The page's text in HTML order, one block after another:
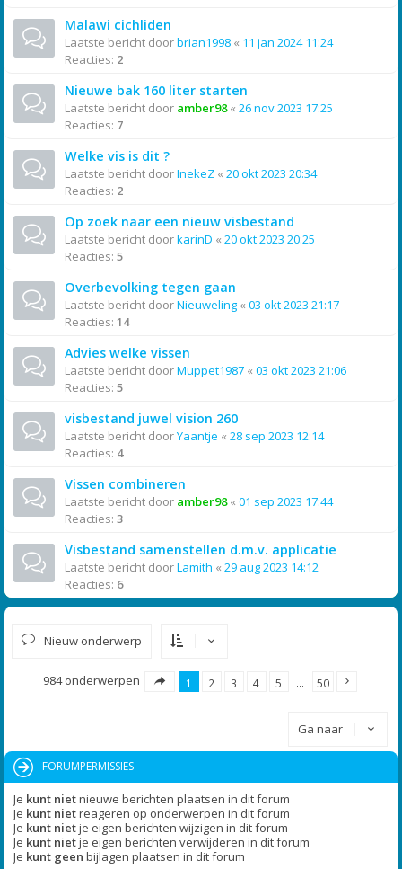
Malawi cichliden
Laatste bericht doorbrian1998 « 11 jan 2024 11:24
Reacties: 2
Nieuwe bak 160 liter starten
Laatste bericht door amber98« 26 nov 2023 17:25
Reacties: 7
Welke vis is dit ?
Laatste bericht doorInekeZ « 20 okt 2023 20:34
Reacties: 2
Op zoek naar een nieuw visbestand
Laatste bericht doorkarinD « 20 okt 2023 20:25
Reacties: 5
Overbevolking tegen gaan
Laatste bericht doorNieuweling « 03 okt 2023 21:17
Reacties: 14
Advies welke vissen
Laatste bericht doorMuppet1987 « 03 okt 2023 21:06
Reacties: 5
visbestand juwel vision 260
Laatste bericht doorYaantje « 28 sep 2023 12:14
Reacties: 4
Vissen combineren
Laatste bericht door amber98« 01 sep 2023 17:44
Reacties: 3
Visbestand samenstellen d.m.v. applicatie
Laatste bericht doorLamith « 29 aug 2023 14:12
Reacties: 6
Nieuw onderwerp
984 onderwerpen 1 2 3 4 5 … 50
Ga naar
FORUMPERMISSIES
Je kunt nietnieuwe berichten plaatsen in dit forum
Je kunt nietreageren op onderwerpen in dit forum
Je kunt nietje eigen berichten wijzigen in dit forum
Je kunt nietje eigen berichten verwijderen in dit forum
Je kunt geen bijlagen plaatsen in dit forum